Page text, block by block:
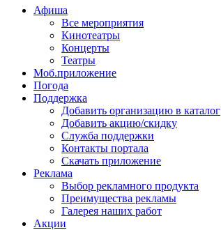
Афиша
Все мероприятия
Кинотеатры
Концерты
Театры
Моб.приложение
Погода
Поддержка
Добавить организацию в каталог
Добавить акцию/скидку
Служба поддержки
Контакты портала
Скачать приложение
Реклама
Выбор рекламного продукта
Преимущества рекламы
Галерея наших работ
Акции